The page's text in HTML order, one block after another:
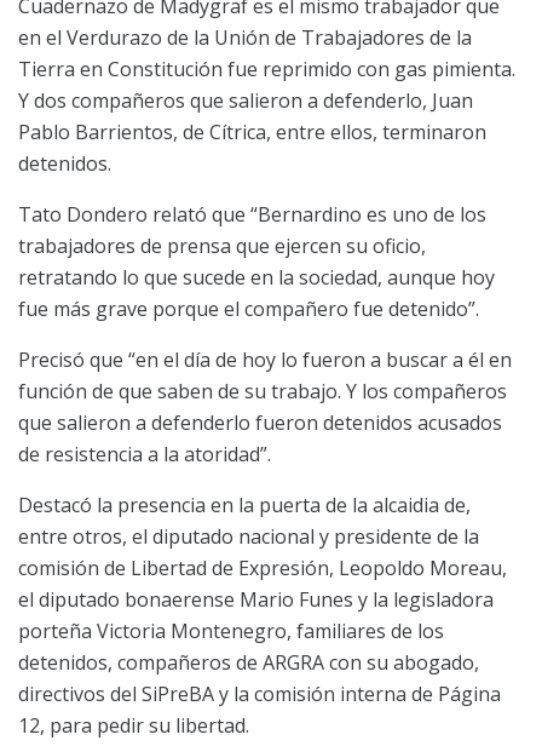
Cuadernazo de Madygraf es el mismo trabajador que
en el Verdurazo de la Unión de Trabajadores de la
Tierra en Constitución fue reprimido con gas pimienta.
Y dos compañeros que salieron a defenderlo, Juan
Pablo Barrientos, de Cítrica, entre ellos, terminaron
detenidos.
Tato Dondero relató que “Bernardino es uno de los
trabajadores de prensa que ejercen su oficio,
retratando lo que sucede en la sociedad, aunque hoy
fue más grave porque el compañero fue detenido”.
Precisó que “en el día de hoy lo fueron a buscar a él en
función de que saben de su trabajo. Y los compañeros
que salieron a defenderlo fueron detenidos acusados
de resistencia a la atoridad”.
Destacó la presencia en la puerta de la alcaidia de,
entre otros, el diputado nacional y presidente de la
comisión de Libertad de Expresión, Leopoldo Moreau,
el diputado bonaerense Mario Funes y la legisladora
porteña Victoria Montenegro, familiares de los
detenidos, compañeros de ARGRA con su abogado,
directivos del SiPreBA y la comisión interna de Página
12, para pedir su libertad.